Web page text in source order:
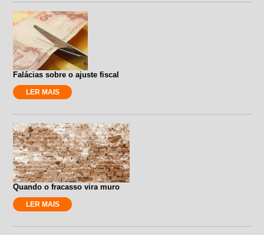
Falácias sobre o ajuste fiscal
LER MAIS
Quando o fracasso vira muro
LER MAIS